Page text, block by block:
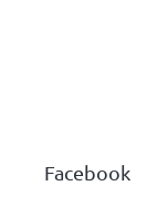
Facebook